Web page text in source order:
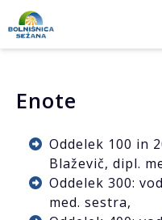
Osrednja vsebina
Enote
Oddelek 100 in
Blaževič, dipl.
Oddelek 300:
med. sestra,